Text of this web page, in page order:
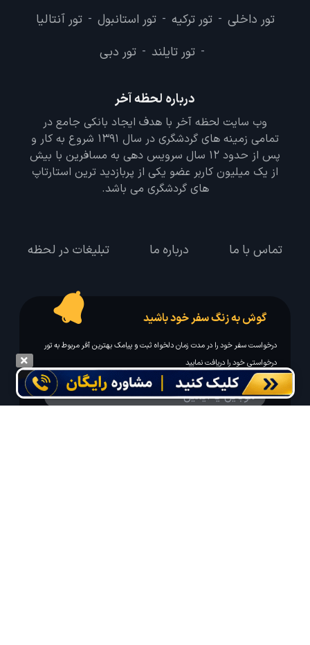
تور داخلی - تور ترکیه - تور استانبول - تور آنتالیا
- تور تایلند - تور دبی
درباره لحظه آخر
وب سایت لحظه آخر با هدف ایجاد بانکی جامع در
تمامی زمینه های گردشگری در سال 1391 شروع به کار و
پس از حدود 12 سال سرویس دهی به مسافرین با بیش
از یک میلیون کاربر عضو یکی از پربازدید ترین استارتاپ
های گردشگری می باشد.
تماس با ما درباره ما تبلیغات در لحظه
گوش به زنگ سفر خود باشید
درخواست سفر خود را در مدت زمان دلخواه ثبت و پیامک بهترین آفر مربوط به تور
درخواستی خود را دریافت نمایید